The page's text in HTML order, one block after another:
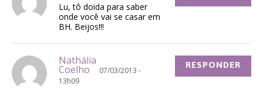
Lu, tô doida para saber
onde você vai se casar em
BH. Beijos!!!
Nathália
Coelho
07/03/2013 -
13h09
RESPONDER